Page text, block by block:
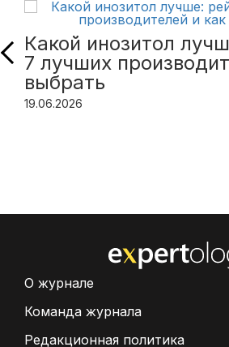
Какой инозитол
7 лучших
выбрать
19.06.2026
О журнале
Команда журнала
Редакционная политика